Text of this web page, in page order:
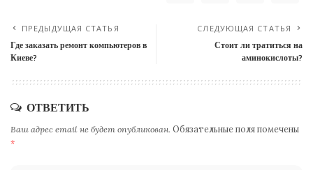
ПРЕДЫДУЩАЯ СТАТЬЯ
Где заказать ремонт компьютеров в
Киеве?
СЛЕДУЮЩАЯ СТАТЬЯ
Стоит ли тратиться на
аминокислоты?
ОТВЕТИТЬ
Ваш адрес email не будет опубликован. Обязательные поля помечены
*